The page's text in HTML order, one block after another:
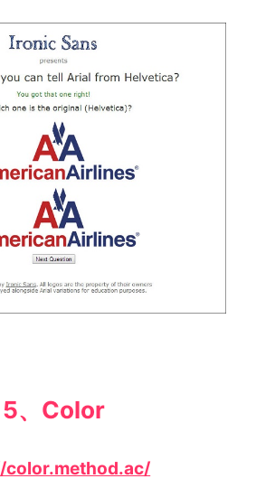
5、Color